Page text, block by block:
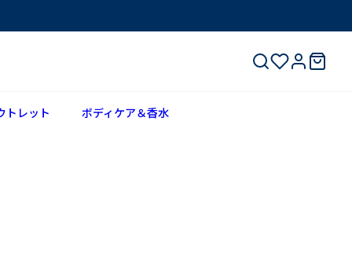
トレット ボディケア＆香水